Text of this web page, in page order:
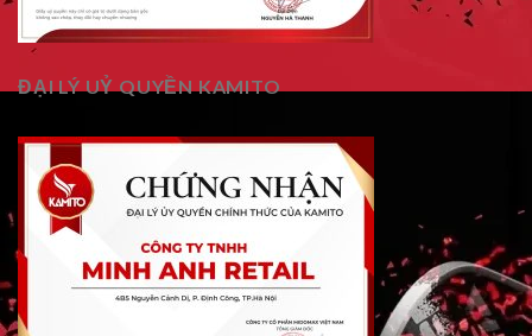
ĐẠI LÝ UỶ QUYỀN KAMITO